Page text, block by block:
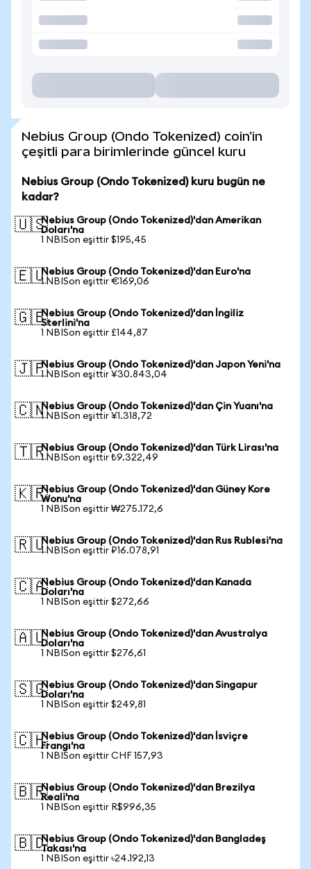
Nebius Group (Ondo Tokenized) coin'in
çeşitli para birimlerinde güncel kuru
Nebius Group (Ondo Tokenized) kuru bugün ne
kadar?
🇺🇸Nebius Group (Ondo Tokenized)'dan Amerikan
Doları'na
1 NBISon eşittir $195,45
🇪🇺Nebius Group (Ondo Tokenized)'dan Euro'na
1 NBISon eşittir €169,06
🇬🇧Nebius Group (Ondo Tokenized)'dan İngiliz
Sterlini'na
1 NBISon eşittir £144,87
🇯🇵Nebius Group (Ondo Tokenized)'dan Japon Yeni'na
1 NBISon eşittir ¥30.843,04
🇨🇳Nebius Group (Ondo Tokenized)'dan Çin Yuanı'na
1 NBISon eşittir ¥1.318,72
🇹🇷Nebius Group (Ondo Tokenized)'dan Türk Lirası'na
1 NBISon eşittir ₺9.322,49
🇰🇷Nebius Group (Ondo Tokenized)'dan Güney Kore
Wonu'na
1 NBISon eşittir ₩275.172,6
🇷🇺Nebius Group (Ondo Tokenized)'dan Rus Rublesi'na
1 NBISon eşittir ₽16.078,91
🇨🇦Nebius Group (Ondo Tokenized)'dan Kanada
Doları'na
1 NBISon eşittir $272,66
🇦🇺Nebius Group (Ondo Tokenized)'dan Avustralya
Doları'na
1 NBISon eşittir $276,61
🇸🇬Nebius Group (Ondo Tokenized)'dan Singapur
Doları'na
1 NBISon eşittir $249,81
🇨🇭Nebius Group (Ondo Tokenized)'dan İsviçre
Frangı'na
1 NBISon eşittir CHF 157,93
🇧🇷Nebius Group (Ondo Tokenized)'dan Brezilya
Reali'na
1 NBISon eşittir R$996,35
🇧🇩Nebius Group (Ondo Tokenized)'dan Bangladeş
Takası'na
1 NBISon eşittir ৳24.192,13